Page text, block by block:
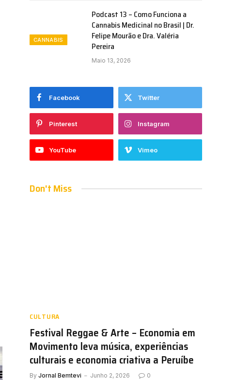
CANNABIS
Podcast 13 – Como Funciona a
Cannabis Medicinal no Brasil | Dr.
Felipe Mourão e Dra. Valéria
Pereira
Maio 13, 2026
Facebook Twitter
Pinterest Instagram
YouTube Vimeo
Don't Miss
CULTURA
Festival Reggae & Arte – Economia em
Movimento leva música, experiências
culturais e economia criativa a Peruíbe
By Jornal Bemtevi Junho 2, 2026 0